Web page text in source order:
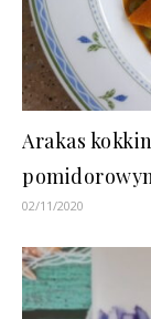
Arakas
02/11/2020